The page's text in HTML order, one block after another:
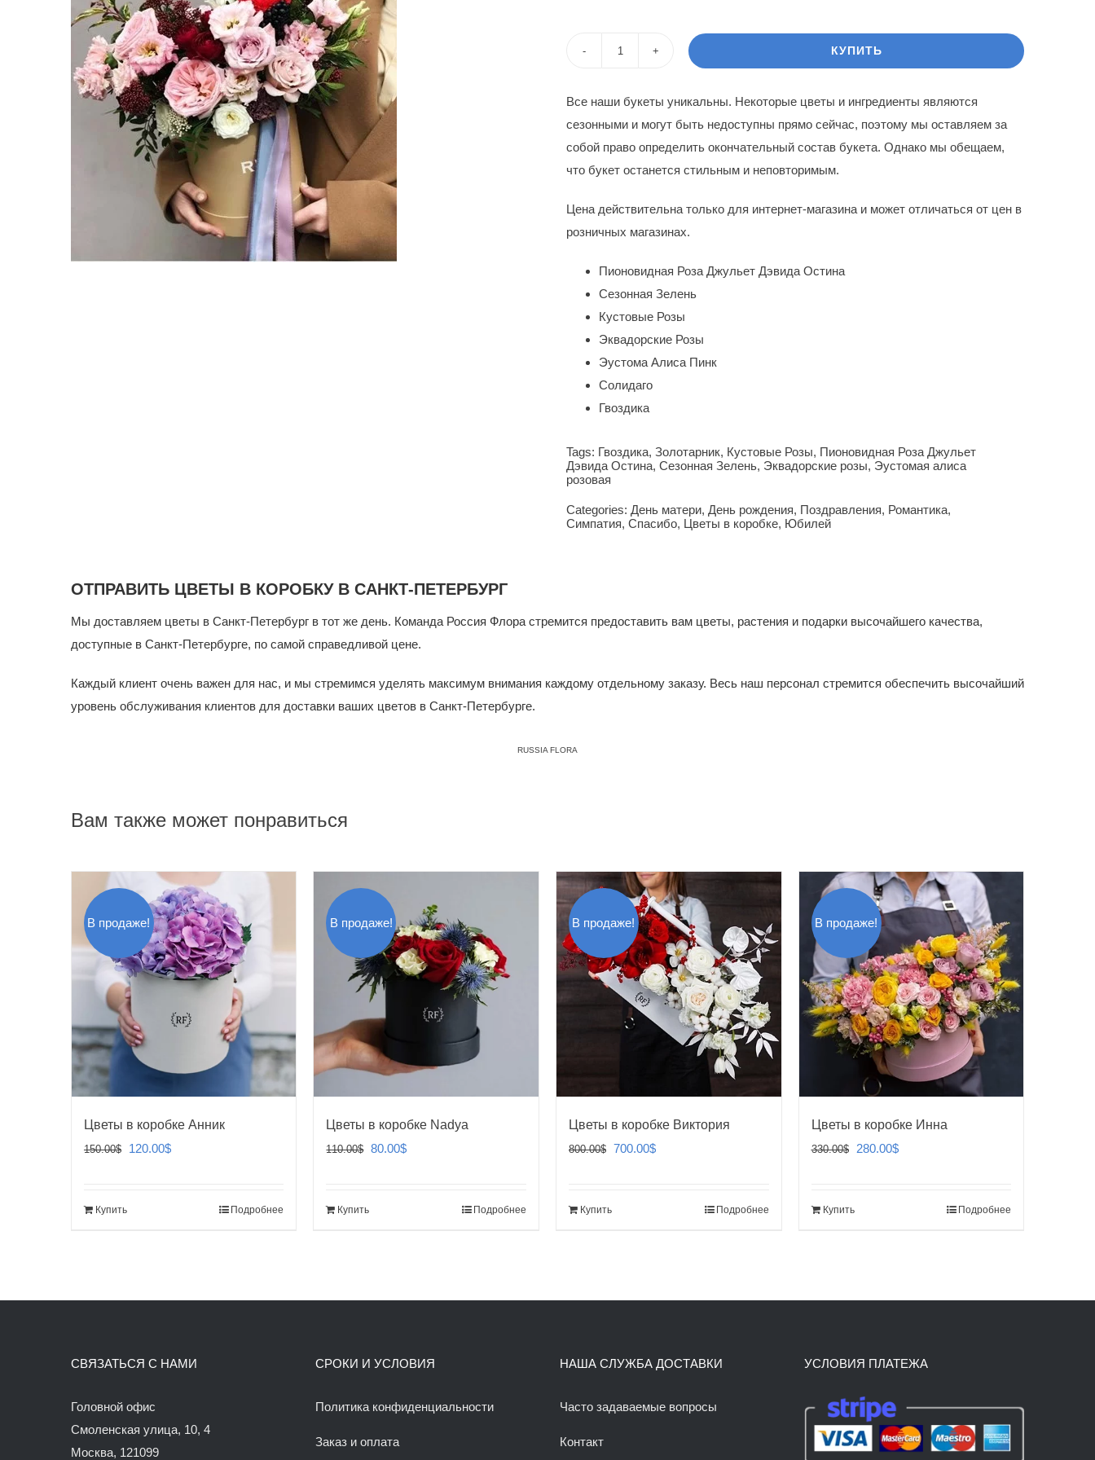
составляла
320.00$.
270.00$.
Цветы
в
коробке
Оля
КУПИТЬ
Все наши букеты уникальны. Некоторые цветы и ингредиенты являются
сезонными и могут быть недоступны прямо сейчас, поэтому мы оставляем за
собой право определить окончательный состав букета. Однако мы обещаем,
что букет останется стильным и неповторимым.
Цена действительна только для интернет-магазина и может отличаться от цен в
розничных магазинах.
Пионовидная Роза Джульет Дэвида Остина
Сезонная Зелень
Кустовые Розы
Эквадорские Розы
Эустома Алиса Пинк
Солидаго
Гвоздика
Tags: Гвоздика,Золотарник, Кустовые Розы, Пионовидная Роза Джульет
Дэвида Остина,Сезонная Зелень, Эквадорские розы, Эустомая алиса
розовая
Categories:День матери,День рождения, Поздравления, Романтика,
Симпатия,Спасибо, Цветы в коробке, Юбилей
ОТПРАВИТЬ ЦВЕТЫ В КОРОБКУ В САНКТ-ПЕТЕРБУРГ
Мы доставляем цветы в Санкт-Петербург в тот же день. Команда Россия Флора стремится предоставить вам цветы, растения и подарки высочайшего качества,
доступные в Санкт-Петербурге, по самой справедливой цене.
Каждый клиент очень важен для нас, и мы стремимся уделять максимум внимания каждому отдельному заказу. Весь наш персонал стремится обеспечить высочайший
уровень обслуживания клиентов для доставки ваших цветов в Санкт-Петербурге.
RUSSIA FLORA
Вам также может понравиться
В продаже!
Цветы в коробке Анник
150.00$
Первоначальная
120.00$Текущая
Купить Подробнее
В продаже!
Цветы в коробке Nadya
110.00$ Первоначальная
80.00$Текущая
Купить Подробнее
В продаже!
Цветы в коробке Виктория
800.00$
Первоначальная
700.00$Текущая
Купить Подробнее
В продаже!
Цветы в коробке Инна
330.00$
Первоначальная
280.00$Текущая
Купить Подробнее
СВЯЗАТЬСЯ С НАМИ
Головной офис
Смоленская улица, 10, 4
Москва, 121099
СРОКИ И УСЛОВИЯ
Политика конфиденциальности
Заказ и оплата
НАША СЛУЖБА ДОСТАВКИ
Часто задаваемые вопросы
Контакт
УСЛОВИЯ ПЛАТЕЖА